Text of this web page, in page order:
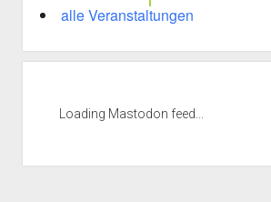
alle Veranstaltungen
Loading Mastodon feed...